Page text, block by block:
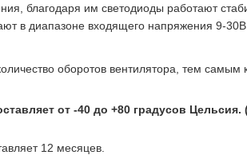
благодаря им светодиоды работают
в диапазоне входящего напряжения 9-30В.
оборотов вентилятора, тем
от -40 до +80 градусов
12 месяцев.